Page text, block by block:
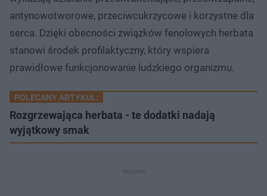
antynowotworowe, przeciwcukrzycowe i korzystne dla
serca. Dzięki obecności związków fenolowych herbata
stanowi środek profilaktyczny, który wspiera
prawidłowe funkcjonowanie ludzkiego organizmu.
POLECANY ARTYKUŁ:
Rozgrzewająca herbata - te dodatki nadają
wyjątkowy smak